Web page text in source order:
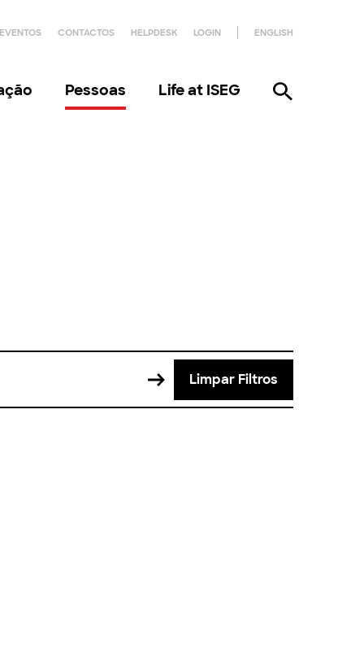
EVENTOS CONTACTOS HELPDESK LOGIN ENGLISH
Pessoas Life at ISEG
Limpar Filtros